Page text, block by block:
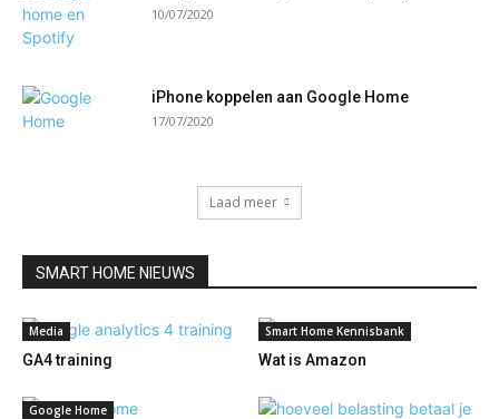
10/07/2020
iPhone koppelen aan Google Home
17/07/2020
Laad meer
SMART HOME NIEUWS
Media
GA4 training
Smart Home Kennisbank
Wat is Amazon
Google Home